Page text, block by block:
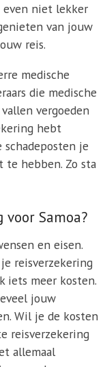
even niet lekker
van jouw
reis.
medische
die medische
vergoeden
hebt
je
te hebben. Zo sta
Samoa?
en eisen.
reisverzekering
iets meer kosten.
jouw
Wil je de kosten
reisverzekering
allemaal